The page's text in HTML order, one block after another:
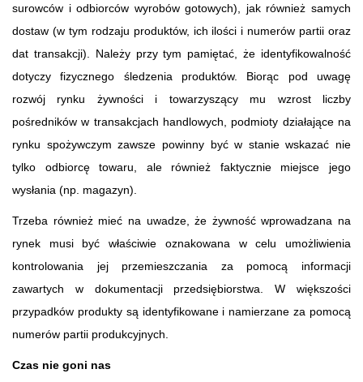
surowców i odbiorców wyrobów gotowych), jak również samych
dostaw (w tym rodzaju produktów, ich ilości i numerów partii oraz
dat transakcji). Należy przy tym pamiętać, że identyfikowalność
dotyczy fizycznego śledzenia produktów. Biorąc pod uwagę
rozwój rynku żywności i towarzyszący mu wzrost liczby
pośredników w transakcjach handlowych, podmioty działające na
rynku spożywczym zawsze powinny być w stanie wskazać nie
tylko odbiorcę towaru, ale również faktycznie miejsce jego
wysłania (np. magazyn).
Trzeba również mieć na uwadze, że żywność wprowadzana na
rynek musi być właściwie oznakowana w celu umożliwienia
kontrolowania jej przemieszczania za pomocą informacji
zawartych w dokumentacji przedsiębiorstwa. W większości
przypadków produkty są identyfikowane i namierzane za pomocą
numerów partii produkcyjnych.
Czas nie goni nas